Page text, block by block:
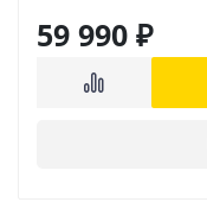
59 990 ₽